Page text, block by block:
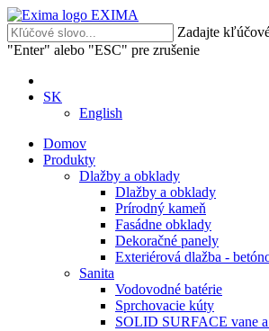
EXIMA
Zadajte
"Enter" alebo "ESC" pre zrušenie
SK
English
Domov
Produkty
Dlažby a obklady
Dlažby a obklady
Prírodný kameň
Fasádne obklady
Dekoračné panely
Exteriérová dlažba -
Sanita
Vodovodné batérie
Sprchovacie kúty
SOLID SURFACE vane